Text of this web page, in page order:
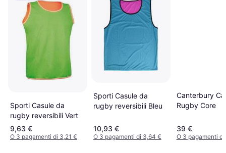
Sporti Casule da
rugby reversibili Vert
9,63 €
O 3 pagamenti di 3,21 €
Sporti Casule da
rugby reversibili Bleu
10,93 €
O 3 pagamenti di 3,64 €
Canterbury
Rugby Core
39 €
O 3 pagamenti